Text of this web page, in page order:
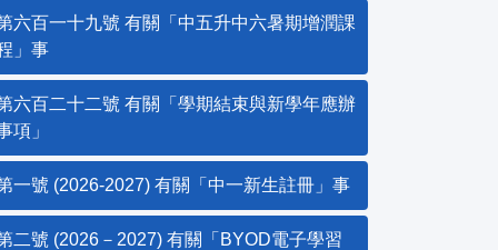
六百一十九號 有關「中五升中六暑期增潤課
」事
六百二十二號 有關「學期結束與新學年應辦
項」
一號 (2026-2027) 有關「中一新生註冊」事
二號 (2026－2027) 有關「BYOD電子學習